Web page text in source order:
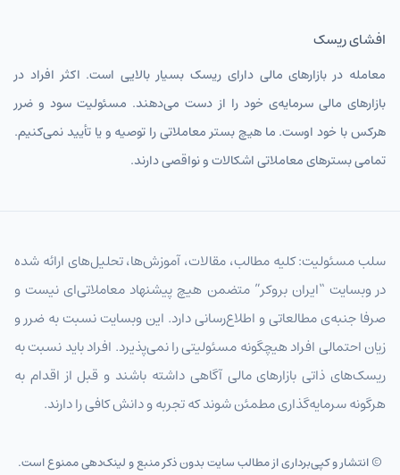
SYPIRT
INRIRT
KRWIRT وون کره جنوبی تومان
MYRIRT رینگیت مالزی تومان
HKDIRT دلار هنگ‌کنگ تومان
PHPIRT پزو فیلیپین تومان
IDRIRT روپیه اندونزی تومان
TWDIRT دلار تایوان تومان
افشای ریسک
معامله در بازارهای مالی دارای ریسک بسیار بالایی است. اکثر افراد در
بازارهای مالی سرمایه‌ی خود را از دست می‌دهند. مسئولیت سود و ضرر
هرکس با خود اوست. ما هیچ بستر معاملاتی را توصیه و یا تأیید نمی‌کنیم.
تمامی بسترهای معاملاتی اشکالات و نواقصی دارند.
سلب مسئولیت: کلیه مطالب، مقالات، آموزش‌ها، تحلیل‌های ارائه شده
در وبسایت “ایران بروکر” متضمن هیچ پیشنهاد معاملاتی‌ای نیست و
صرفا جنبه‌ی مطالعاتی و اطلاع‌رسانی دارد. این وبسایت نسبت به ضرر و
زیان احتمالی افراد هیچگونه مسئولیتی را نمی‌پذیرد. افراد باید نسبت به
ریسک‌های ذاتی بازارهای مالی آگاهی داشته باشند و قبل از اقدام به
هرگونه سرمایه‌گذاری مطمئن شوند که تجربه و دانش کافی را دارند.
© انتشار و کپی‌برداری از مطالب سایت بدون ذکر منبع و لینک‌دهی ممنوع است.